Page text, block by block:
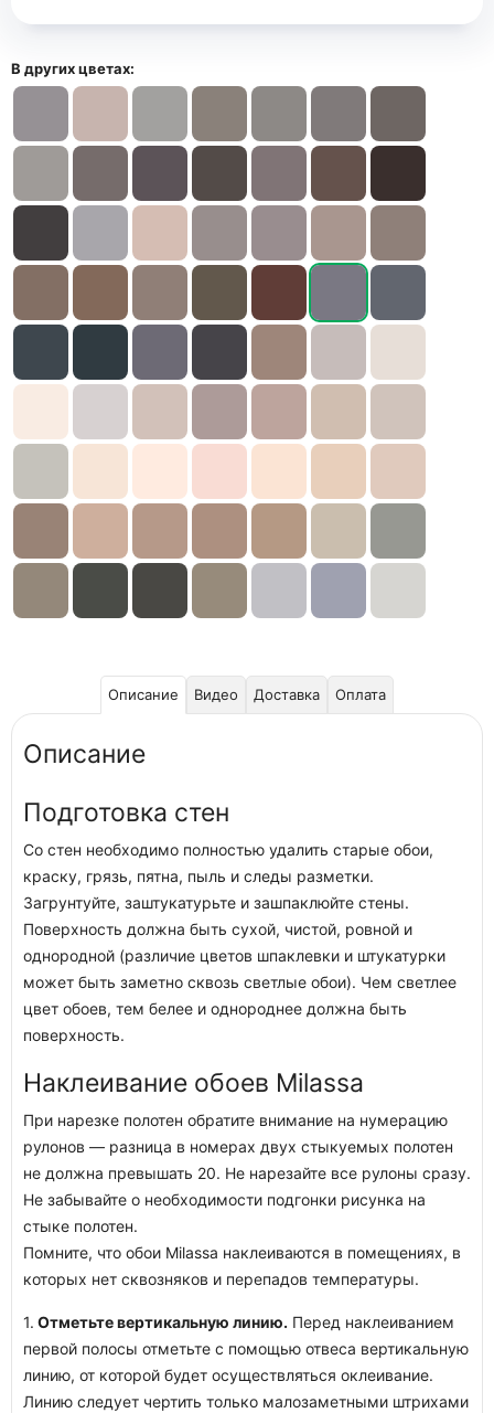
В других цветах:
Описание Видео Доставка Оплата
Описание
Подготовка стен
Со стен необходимо полностью удалить старые обои,
краску, грязь, пятна, пыль и следы разметки.
Загрунтуйте, заштукатурьте и зашпаклюйте стены.
Поверхность должна быть сухой, чистой, ровной и
однородной (различие цветов шпаклевки и штукатурки
может быть заметно сквозь светлые обои). Чем светлее
цвет обоев, тем белее и однороднее должна быть
поверхность.
Наклеивание обоев Milassa
При нарезке полотен обратите внимание на нумерацию
рулонов — разница в номерах двух стыкуемых полотен
не должна превышать 20. Не нарезайте все рулоны сразу.
Не забывайте о необходимости подгонки рисунка на
стыке полотен.
Помните, что обои Milassa наклеиваются в помещениях, в
которых нет сквозняков и перепадов температуры.
1. Отметьте вертикальную линию. Перед наклеиванием
первой полосы отметьте с помощью отвеса вертикальную
линию, от которой будет осуществляться оклеивание.
Линию следует чертить только малозаметными штрихами